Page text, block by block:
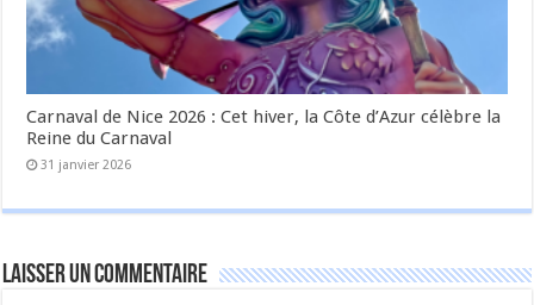
Carnaval de Nice 2026 : Cet hiver, la Côte d’Azur célèbre la
Reine du Carnaval
31 janvier 2026
Laisser un commentaire